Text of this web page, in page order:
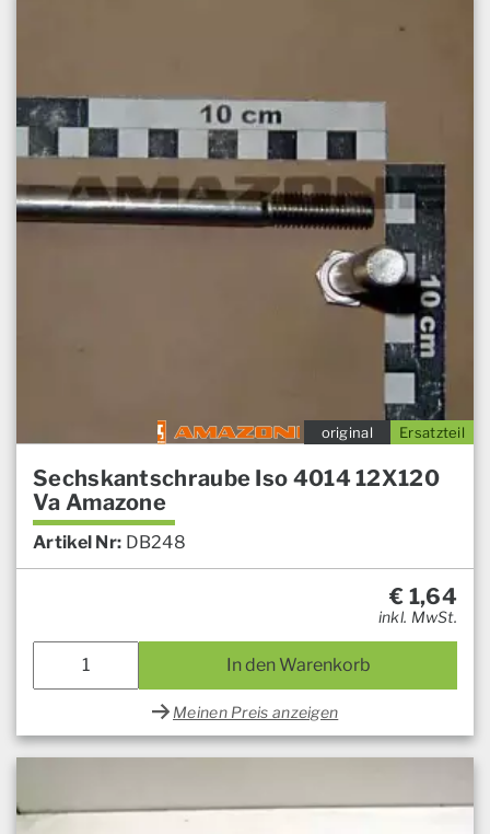
Ersatzteil
original
Sechskantschraube Iso 4014 12X120
Va Amazone
Artikel Nr: DB248
€ 1,64
inkl. MwSt.
In den Warenkorb
Meinen Preis anzeigen